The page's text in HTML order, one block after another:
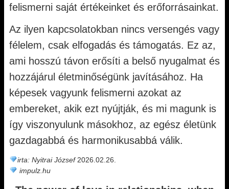
felismerni saját értékeinket és erőforrásainkat.
Az ilyen kapcsolatokban nincs versengés vagy
félelem, csak elfogadás és támogatás. Ez az,
ami hosszú távon erősíti a belső nyugalmat és
hozzájárul életminőségünk javításához. Ha
képesek vagyunk felismerni azokat az
embereket, akik ezt nyújtják, és mi magunk is
így viszonyulunk másokhoz, az egész életünk
gazdagabbá és harmonikusabbá válik.
irta: Nyitrai József2026.02.26.
impulz.hu